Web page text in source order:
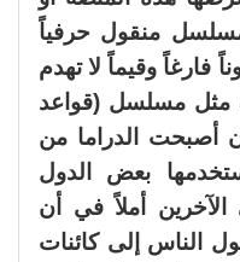
منقول حرفياً
وقيماً لا تهدم
مثل مسلسل (قواعد
بعد أن أصبحت الدراما من
بعض الدول
أملاً في أن
الناس إلى كائنات